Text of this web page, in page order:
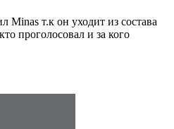
Minas т.к он уходит из состава
проголосовал и за кого